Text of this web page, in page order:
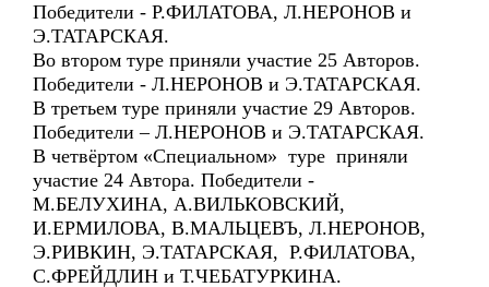
Победители - Р.ФИЛАТОВА, Л.НЕРОНОВ и
Э.ТАТАРСКАЯ.
Во втором туре приняли участие 25 Авторов.
Победители - Л.НЕРОНОВ и Э.ТАТАРСКАЯ.
В третьем туре приняли участие 29 Авторов.
Победители – Л.НЕРОНОВ и Э.ТАТАРСКАЯ.
В четвёртом «Специальном» туре приняли
участие 24 Автора. Победители -
М.БЕЛУХИНА, А.ВИЛЬКОВСКИЙ,
И.ЕРМИЛОВА, В.МАЛЬЦЕВЪ, Л.НЕРОНОВ,
Э.РИВКИН, Э.ТАТАРСКАЯ, Р.ФИЛАТОВА,
С.ФРЕЙДЛИН и Т.ЧЕБАТУРКИНА.